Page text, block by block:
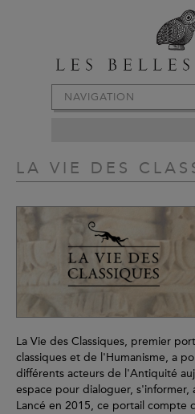
NAVIGATION
LA VIE DES
La Vie des Classiques, premier
classiques et de l'Humanisme, a
différents acteurs de l'Antiquité
espace pour dialoguer,
Lancé en 2015, ce portail compte